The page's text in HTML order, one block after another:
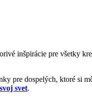
inšpirácie pre všetky
pre dospelých, ktoré si
svet.